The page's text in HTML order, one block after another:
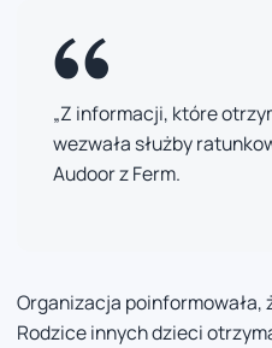
„Z informacji, które
wezwała służby
Audoor z Ferm.
Organizacja poinformowała,
Rodzice innych dzieci